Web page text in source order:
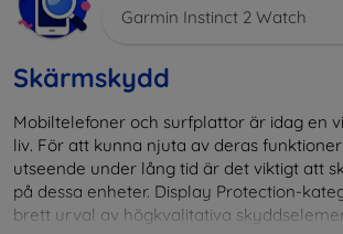
Garmin Instinct 2 Watch
Skärmskydd
Mobiltelefoner och surfplattor är idag en
liv. För att kunna njuta av deras
utseende under lång tid är det viktigt att
på dessa enheter. Display Protection-
brett urval av högkvalitativa